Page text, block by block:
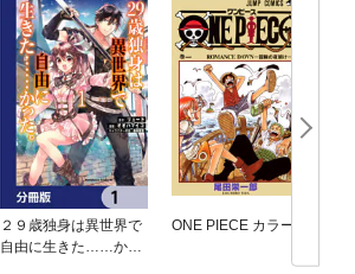
２９歳独身は異世界で
自由に生きた……かっ
ONE PIECE カラー版